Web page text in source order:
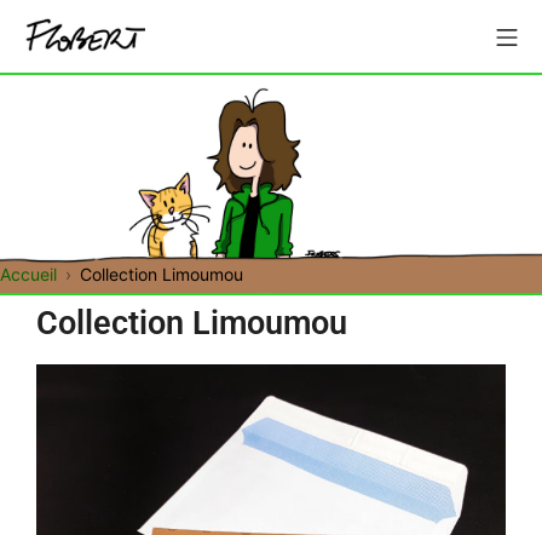
Accueil Collection Limoumou
Collection Limoumou